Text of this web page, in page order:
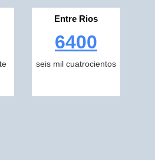
Entre Rios
6400
seis mil cuatrocientos